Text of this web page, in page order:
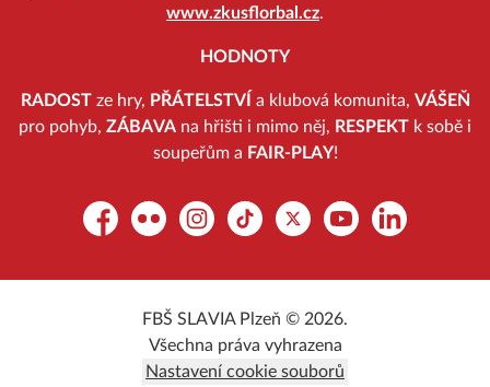
www.zkusflorbal.cz.
HODNOTY
RADOSTze hry, PŘÁTELSTVÍ a klubová komunita, VÁŠEŇ
pro pohyb, ZÁBAVA na hřišti i mimo něj, RESPEKT k sobě i
soupeřům a FAIR-PLAY!
FacebookFlickr Instagram
TikTok Platform X
YouTubeLinkedIn
FBŠ SLAVIA Plzeň © 2026.
Všechna práva vyhrazena
Nastavení cookie souborů